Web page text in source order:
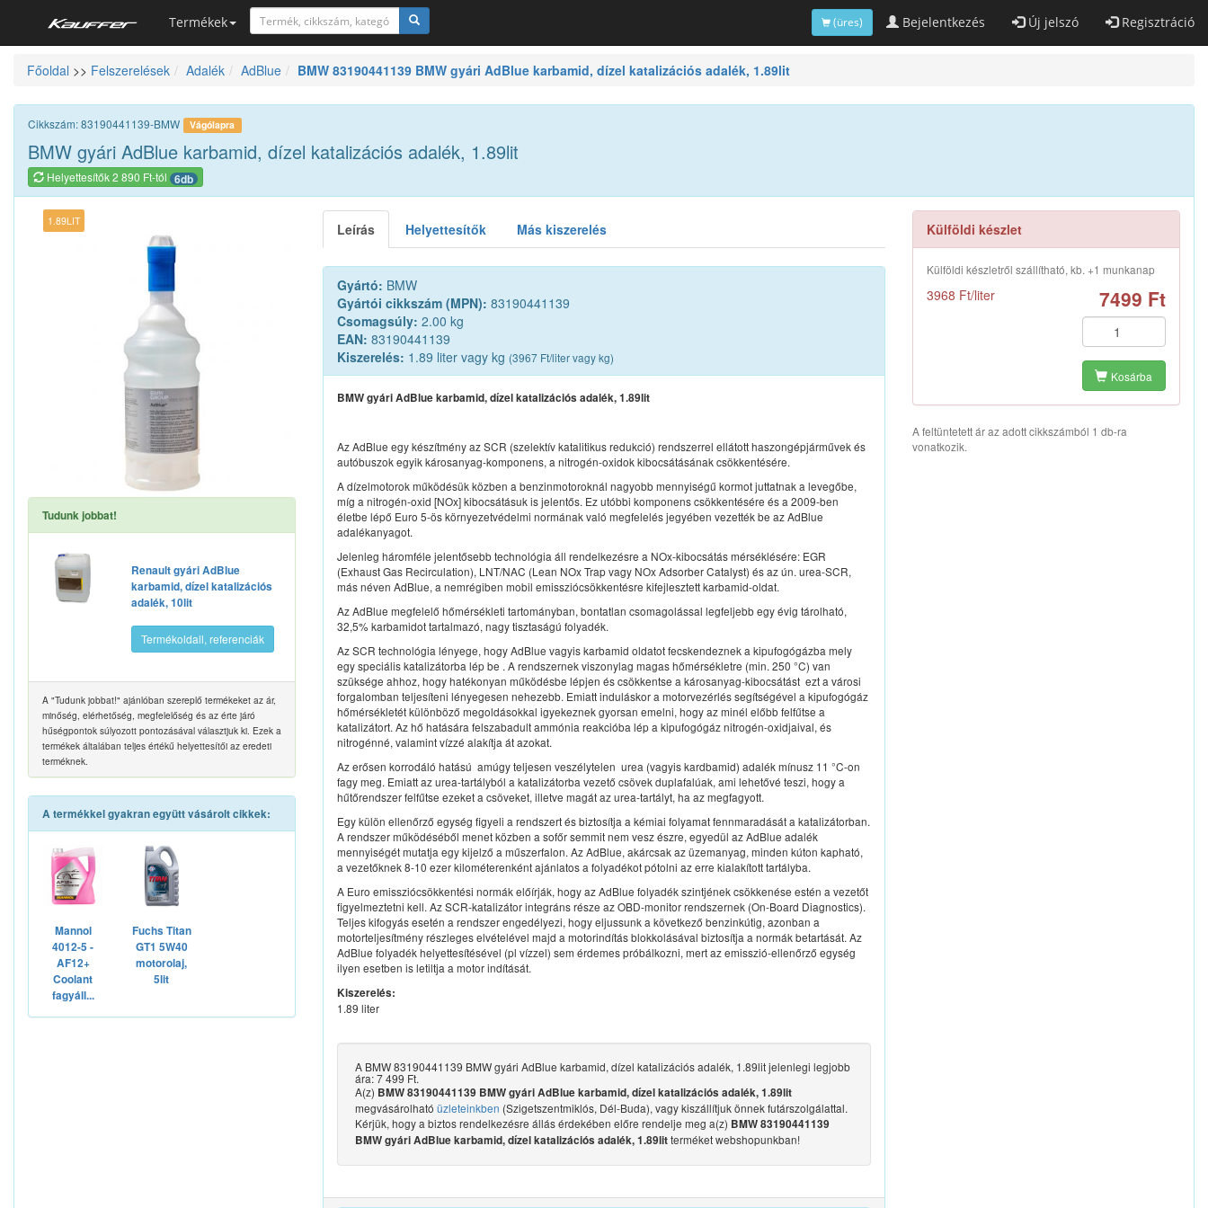
Termékek Bejelentkezés Új jelszó Regisztráció
(üres)
Szerszámkatalógus
Kosár
Alkatrészek
Főoldal >> Felszerelések Adalék AdBlue BMW 83190441139 BMW gyári AdBlue karbamid, dízel katalizációs adalék, 1.89lit
Cikkszám: 83190441139-BMW Vágólapra
BMW gyári AdBlue karbamid, dízel katalizációs adalék, 1.89lit
Helyettesítők 2 890 Ft-tól 6db
1.89LIT
Tudunk jobbat!
Renault gyári AdBlue
karbamid, dízel katalizációs
adalék, 10lit
Termékoldall, referenciák
A "Tudunk jobbat!" ajánlóban szereplő termékeket az ár,
minőség, elérhetőség, megfelelőség és az érte járó
hűségpontok súlyozott pontozásával választjuk ki. Ezek a
termékek általában teljes értékű helyettesítői az eredeti
terméknek.
A termékkel gyakran együtt vásárolt cikkek:
Mannol
4012-5 -
AF12+
Coolant
fagyáll...
Fuchs Titan
GT1 5W40
motorolaj,
5lit
Leírás Helyettesítők Más kiszerelés
Gyártó: BMW
Gyártói cikkszám (MPN): 83190441139
Csomagsúly: 2.00 kg
EAN: 83190441139
Kiszerelés: 1.89 liter vagy kg (3967 Ft/liter vagy kg)
BMW gyári AdBlue karbamid, dízel katalizációs adalék, 1.89lit
Az AdBlue egy készítmény az SCR (szelektív katalitikus redukció) rendszerrel ellátott haszongépjárművek és
autóbuszok egyik károsanyag-komponens, a nitrogén-oxidok kibocsátásának csökkentésére.
A dízelmotorok működésük közben a benzinmotoroknál nagyobb mennyiségű kormot juttatnak a levegőbe,
míg a nitrogén-oxid [NOx] kibocsátásuk is jelentős. Ez utóbbi komponens csökkentésére és a 2009-ben
életbe lépő Euro 5-ös környezetvédelmi normának való megfelelés jegyében vezették be az AdBlue
adalékanyagot.
Jelenleg háromféle jelentősebb technológia áll rendelkezésre a NOx-kibocsátás mérséklésére: EGR
(Exhaust Gas Recirculation), LNT/NAC (Lean NOx Trap vagy NOx Adsorber Catalyst) és az ún. urea-SCR,
más néven AdBlue, a nemrégiben mobil emissziócsökkentésre kifejlesztett karbamid-oldat.
Az AdBlue megfelelő hőmérsékleti tartományban, bontatlan csomagolással legfeljebb egy évig tárolható,
32,5% karbamidot tartalmazó, nagy tisztaságú folyadék.
Az SCR technológia lényege, hogy AdBlue vagyis karbamid oldatot fecskendeznek a kipufogógázba mely
egy speciális katalizátorba lép be . A rendszernek viszonylag magas hőmérsékletre (min. 250 °C) van
szüksége ahhoz, hogy hatékonyan működésbe lépjen és csökkentse a károsanyag-kibocsátást  ezt a városi
forgalomban teljesíteni lényegesen nehezebb. Emiatt induláskor a motorvezérlés segítségével a kipufogógáz
hőmérsékletét különböző megoldásokkal igyekeznek gyorsan emelni, hogy az minél előbb felfűtse a
katalizátort. Az hő hatására felszabadult ammónia reakcióba lép a kipufogógáz nitrogén-oxidjaival, és
nitrogénné, valamint vízzé alakítja át azokat.
Az erősen korrodáló hatású  amúgy teljesen veszélytelen  urea (vagyis kardbamid) adalék mínusz 11 °C-on
fagy meg. Emiatt az urea-tartályból a katalizátorba vezető csövek duplafalúak, ami lehetővé teszi, hogy a
hűtőrendszer felfűtse ezeket a csöveket, illetve magát az urea-tartályt, ha az megfagyott.
Egy külön ellenőrző egység figyeli a rendszert és biztosítja a kémiai folyamat fennmaradását a katalizátorban.
A rendszer működéséből menet közben a sofőr semmit nem vesz észre, egyedül az AdBlue adalék
mennyiségét mutatja egy kijelző a műszerfalon. Az AdBlue, akárcsak az üzemanyag, minden kúton kapható,
a vezetőknek 8-10 ezer kilométerenként ajánlatos a folyadékot pótolni az erre kialakított tartályba.
A Euro emissziócsökkentési normák előírják, hogy az AdBlue folyadék szintjének csökkenése estén a vezetőt
figyelmeztetni kell. Az SCR-katalizátor integráns része az OBD-monitor rendszernek (On-Board Diagnostics).
Teljes kifogyás esetén a rendszer engedélyezi, hogy eljussunk a következő benzinkútig, azonban a
motorteljesítmény részleges elvételével majd a motorindítás blokkolásával biztosítja a normák betartását. Az
AdBlue folyadék helyettesítésével (pl vízzel) sem érdemes próbálkozni, mert az emisszió-ellenőrző egység
ilyen esetben is letiltja a motor indítását.
Kiszerelés:
1.89 liter
A BMW 83190441139 BMW gyári AdBlue karbamid, dízel katalizációs adalék, 1.89lit jelenlegi legjobb
ára: 7 499 Ft.
A(z) BMW 83190441139 BMW gyári AdBlue karbamid, dízel katalizációs adalék, 1.89lit
megvásárolható üzleteinkben (Szigetszentmiklós, Dél-Buda), vagy kiszállítjuk önnek futárszolgálattal.
Kérjük, hogy a biztos rendelkezésre állás érdekében előre rendelje meg a(z) BMW 83190441139
BMW gyári AdBlue karbamid, dízel katalizációs adalék, 1.89litterméket webshopunkban!
Külföldi készlet
Külföldi készletről szállítható, kb. +1 munkanap
3968 Ft/liter 7499 Ft
Kosárba
A feltüntetett ár az adott cikkszámból 1 db-ra
vonatkozik.